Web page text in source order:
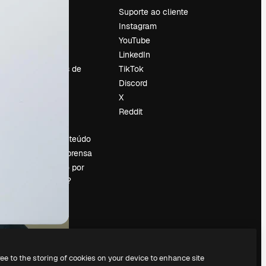
Tendências de
Vender conteúdo
Sala de imprensa
Procurando por
magnific.ai?
Suporte ao cliente
Instagram
YouTube
LinkedIn
TikTok
Discord
X
Reddit
to the storing of cookies on your device to enhance site